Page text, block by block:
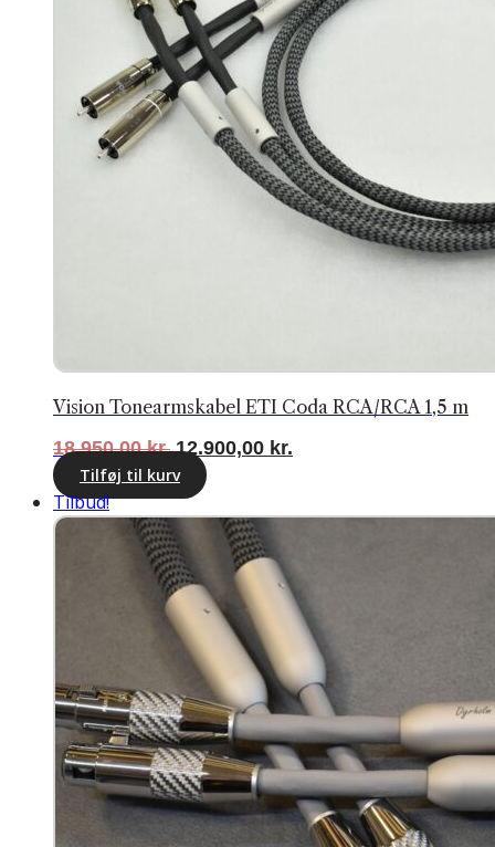
Vision Tonearmskabel ETI Coda RCA/RCA 1,5 m
18.950,00kr. Den
oprindelige
pris
18.950,00 kr..
12.900,00 kr.
Tilføj til kurv
Tilbud!